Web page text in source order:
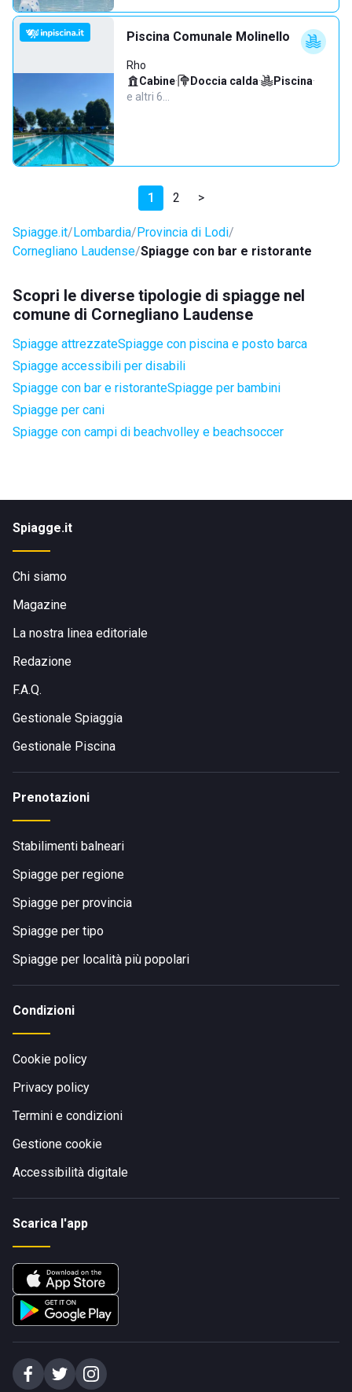
Piscina Comunale Molinello
Rho
Cabine· Doccia calda· Piscina·
e altri 6…
1 2 >
Spiagge.it Lombardia Provincia di Lodi
Cornegliano Laudense Spiagge con bar e ristorante
Scopri le diverse tipologie di spiagge nel
comune di Cornegliano Laudense
Spiagge attrezzateSpiagge con piscina e posto barca
Spiagge accessibili per disabili
Spiagge con bar e ristoranteSpiagge per bambini
Spiagge per cani
Spiagge con campi di beachvolley e beachsoccer
Spiagge.it
Chi siamo
Magazine
La nostra linea editoriale
Redazione
F.A.Q.
Gestionale Spiaggia
Gestionale Piscina
Prenotazioni
Stabilimenti balneari
Spiagge per regione
Spiagge per provincia
Spiagge per tipo
Spiagge per località più popolari
Condizioni
Cookie policy
Privacy policy
Termini e condizioni
Gestione cookie
Accessibilità digitale
Scarica l'app